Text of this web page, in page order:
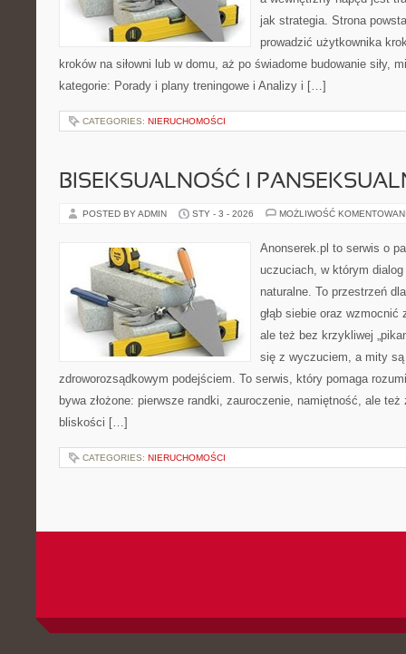
jak strategia. Strona
prowadzić użytkownika
kroków na siłowni lub w domu, aż po świadome budowanie siły,
kategorie: Porady i plany treningowe i Analizy i […]
CATEGORIES: NIERUCHOMOŚCI
BISEKSUALNOŚĆ I
POSTED BY ADMIN STY - 3 - 2026 MOŻLIWOŚĆ
Anonserek.pl to serwis o
uczuciach, w którym
naturalne. To przestrzeń
głąb siebie oraz wzmocnić
ale też bez krzykliwej
się z wyczuciem, a mity
zdroworozsądkowym podejściem. To serwis, który pomaga
bywa złożone: pierwsze randki, zauroczenie, namiętność, ale
bliskości […]
CATEGORIES: NIERUCHOMOŚCI